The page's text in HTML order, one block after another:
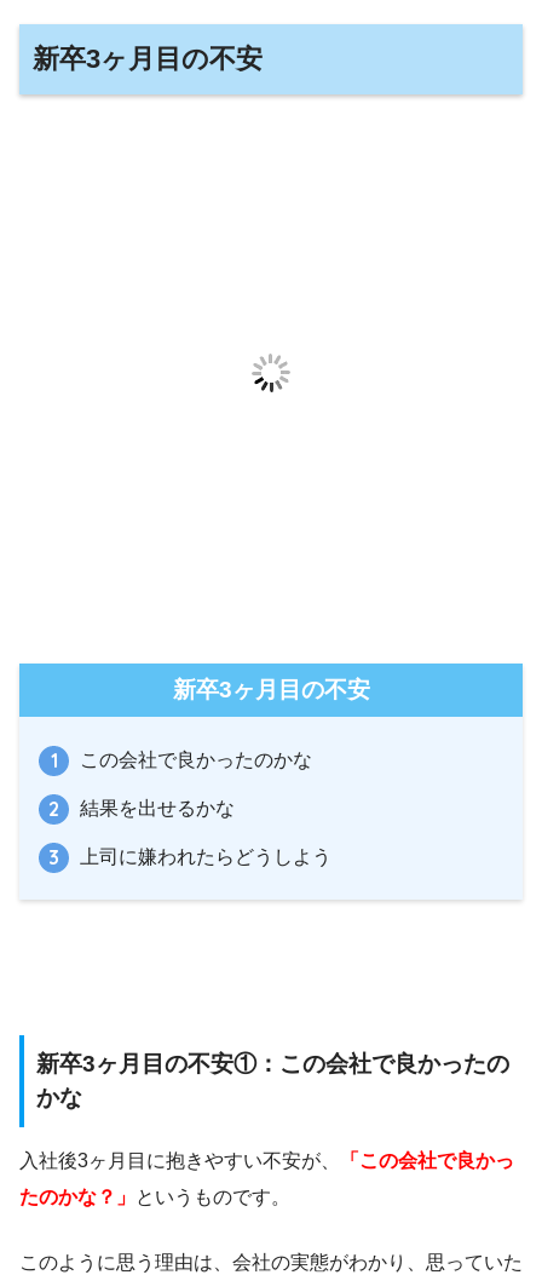
新卒3ヶ月目の不安
新卒3ヶ月目の不安
この会社で良かったのかな
結果を出せるかな
上司に嫌われたらどうしよう
新卒3ヶ月目の不安①：この会社で良かったの
かな
入社後3ヶ月目に抱きやすい不安が、
「この会社で良かっ
たのかな？」 というものです。
このように思う理由は、会社の実態がわかり、思っていた